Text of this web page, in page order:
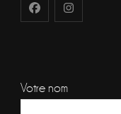
Votre nom